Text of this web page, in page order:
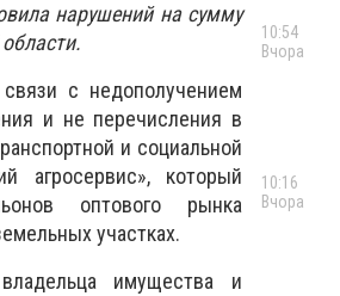
нарушений на сумму
с недополучением
и не перечисления в
и социальной
агросервис», который
оптового рынка
участках.
имущества и
10:54
Вчора
10:16
Вчора